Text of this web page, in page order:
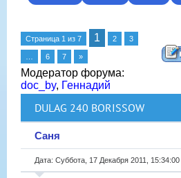
Страница 1 из 7 1 2 3
6 7 »
Модератор форума:
doc_by, Геннадий
DULAG 240 BORISSOW
Саня
Дата: Суббота, 17 Декабря 2011,